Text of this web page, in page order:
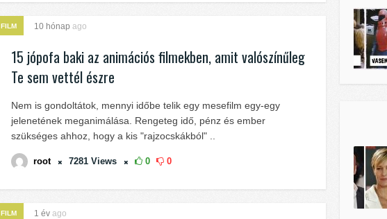
FILM 10 hónap ago
15 jópofa baki az animációs filmekben, amit valószínűleg
Te sem vettél észre
Nem is gondoltátok, mennyi időbe telik egy mesefilm egy-egy
jelenetének meganimálása. Rengeteg idő, pénz és ember
szükséges ahhoz, hogy a kis "rajzocskákból" ..
root 7281 Views 0 0
FILM 1 év ago